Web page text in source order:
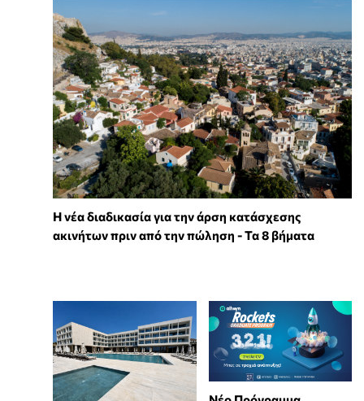
Η νέα διαδικασία για την άρση κατάσχεσης
ακινήτων πριν από την πώληση - Τα 8 βήματα